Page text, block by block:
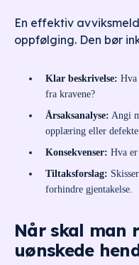
En effektiv
oppfølging. Den bør
Klar beskrivelse: Hva
fra kravene?
Årsaksanalyse: Angi
opplæring eller
Konsekvenser: Hva
Tiltaksforslag:
forhindre gjentakelse.
Når skal man
uønskede